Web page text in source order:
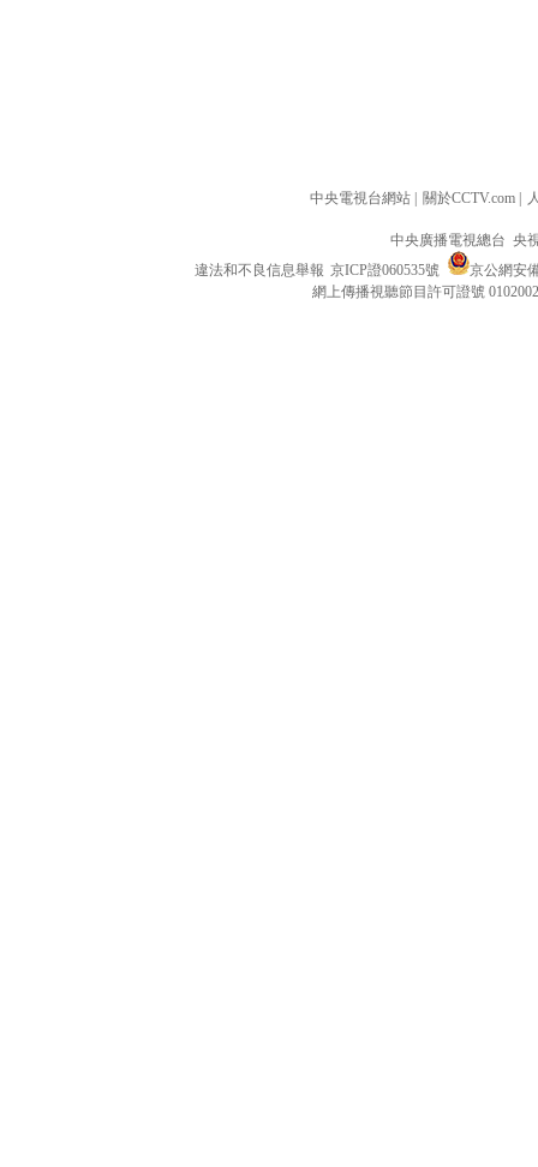
中央電視台網站 關於CCTV.com
中央廣播電視總台 央
違法和不良信息舉報 京ICP證060535號
京公網安
網上傳播視聽節目許可證號